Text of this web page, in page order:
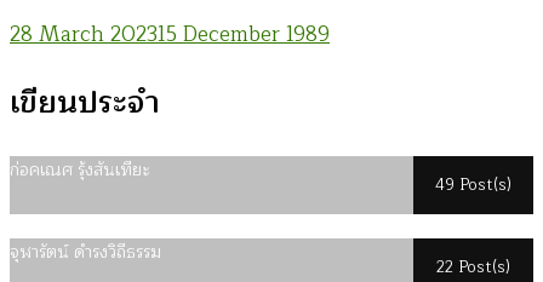
28 March 202315 December 1989
เขียนประจำ
ก่อคเณศ รุ้งสันเทียะ
49 Post(s)
จุฬารัตน์ ดำรงวิถีธรรม
22 Post(s)